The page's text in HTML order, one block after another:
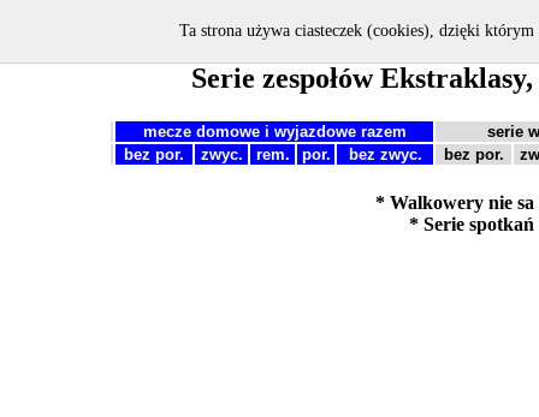
Ekstraklasa| nowa I liga|nowa II liga
Serie zespołów
mecze domowe i wyjazdowe razem
serie
bez por.
zwyc. rem. por. bez zwyc. bez por.
* Walkowery nie sa
* Serie
Ta strona używa ciasteczek (cookies), dzięki